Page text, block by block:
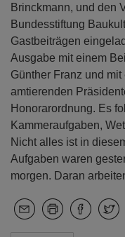
Brinckmann, und den
Bundesstiftung
Gastbeiträgen
Ausgabe mit einem
Günther Franz und
amtierenden
Honorarordnung. Es
Kammeraufgaben,
Nicht alles ist in
Aufgaben waren
morgen. Daran